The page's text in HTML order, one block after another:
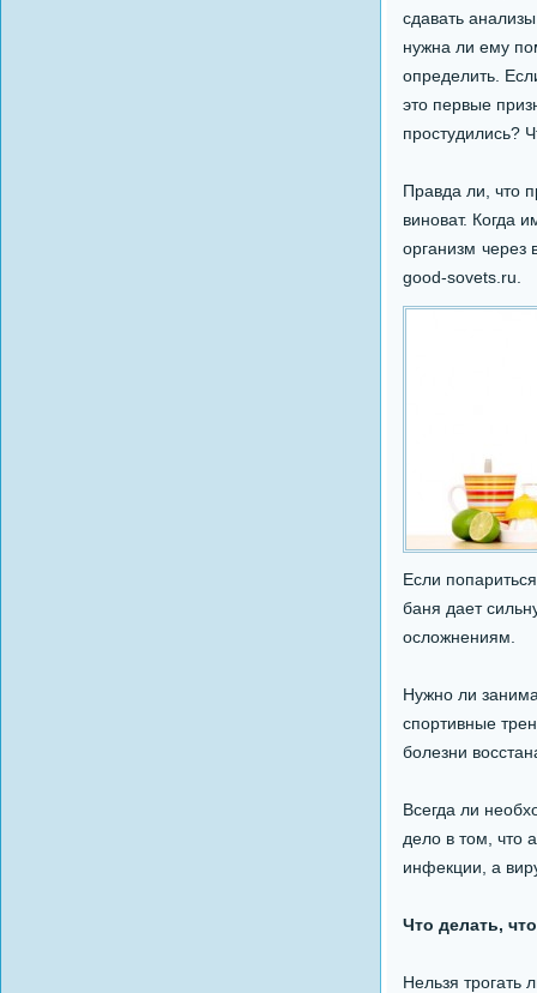
сдавать
нужна ли ему
определить.
это первые
простудились?
Правда ли, что
виноват. Когда
организм через
good-sovets.ru.
Если
баня дает
осложнениям.
Нужно ли
спортивные
болезни
Всегда ли
дело в том, что
инфекции, а
Что делать,
Нельзя трогать